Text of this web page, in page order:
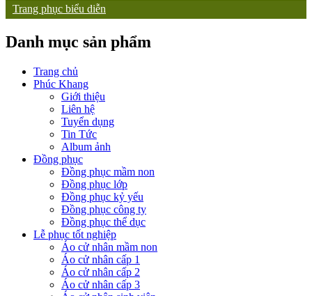
Trang phục biểu diễn
Danh mục sản phẩm
Trang chủ
Phúc Khang
Giới thiệu
Liên hệ
Tuyển dụng
Tin Tức
Album ảnh
Đồng phục
Đồng phục mầm non
Đồng phục lớp
Đồng phục kỷ yếu
Đồng phục công ty
Đồng phục thể dục
Lễ phục tốt nghiệp
Áo cử nhân mầm non
Áo cử nhân cấp 1
Áo cử nhân cấp 2
Áo cử nhân cấp 3